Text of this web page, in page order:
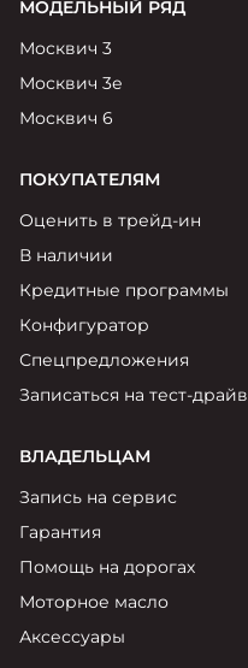
МОДЕЛЬНЫЙ РЯД
Москвич 3
Москвич 3е
Москвич 6
ПОКУПАТЕЛЯМ
Оценить в трейд-ин
В наличии
Кредитные программы
Конфигуратор
Спецпредложения
Записаться на тест-драйв
ВЛАДЕЛЬЦАМ
Запись на сервис
Гарантия
Помощь на дорогах
Моторное масло
Аксессуары